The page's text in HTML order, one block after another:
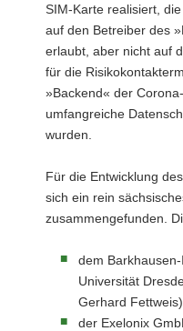
SIM-Karte realisiert,
auf den Betreiber des
erlaubt, aber nicht auf
für die
»Backend« der
umfangreiche
wurden.
Für die Entwicklung
sich ein rein
zusammengefunden.
dem
Universität
Gerhard Fettweis),
der Exelonix